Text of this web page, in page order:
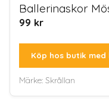
Ballerinaskor
99 kr
Köp hos butik
Märke: Skrållan